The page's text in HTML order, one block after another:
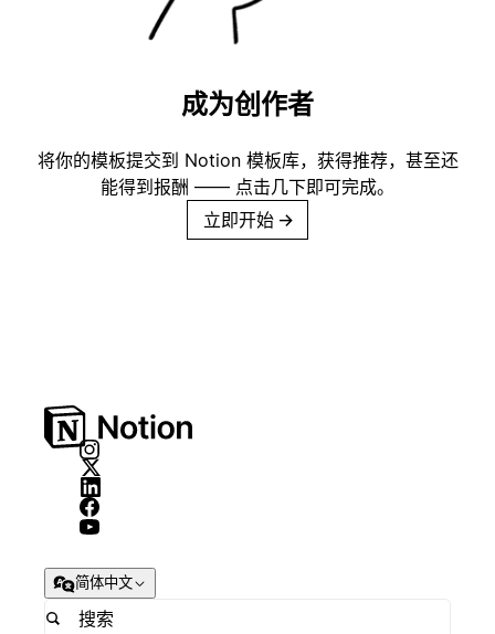
成为创作者
将你的模板提交到 Notion 模板库，获得推荐，甚至还
能得到报酬 —— 点击几下即可完成。
立即开始 →
简体中文